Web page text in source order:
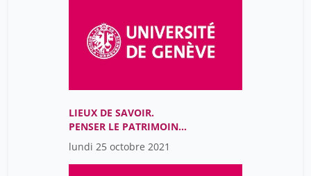
LIEUX DE SAVOIR.
PENSER LE PATRIMOINE
ET LA RECHERCHE À
L’ÈRE NUMÉRIQUE (9h-
12h)
lundi 25 octobre 2021